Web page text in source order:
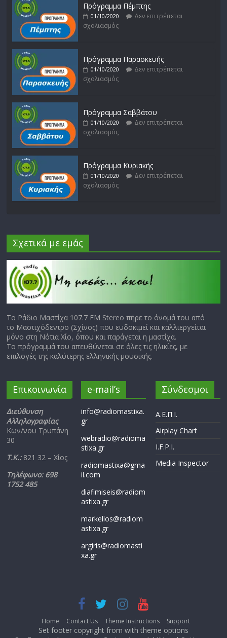
Πρόγραμμα Πέμπτης
01/10/2020
Δεν επιτρέπεται
σχολιασμός
Πρόγραμμα Παρασκευής
01/10/2020
Δεν επιτρέπεται
σχολιασμός
Πρόγραμμα Σαββάτου
01/10/2020
Δεν επιτρέπεται
σχολιασμός
Πρόγραμμα Κυριακής
01/10/2020
Δεν επιτρέπεται
σχολιασμός
Σχετικά με εμάς
Το Ράδιο Μαστίχα 107.7 FM Stereo πήρε το όνομά του από
το Μαστιχόδεντρο (Σχίνος) που ευδοκιμεί και καλλιεργείται
μόνο στη Νότια Χίο, όπου και παράγεται η μαστίχα.
Το πρόγραμμά του απευθύνεται σε όλες τις ηλικίες, με
επιλογές της καλύτερης ελληνικής μουσικής.
Επικοινωνία
Διεύθυνση
Αλληλογραφίας
Κων/νου Τρυπάνη
30
Τ.Κ.: 821 32 – Χίος
Τηλέφωνο: 698
1752 485
e-mail’s
info@radiomastixa.
gr
webradio@radioma
stixa.gr
radiomastixa@gma
il.com
diafimiseis@radiom
astixa.gr
markellos@radiom
astixa.gr
argiris@radiomasti
xa.gr
Σύνδεσμοι
Α.Ε.Π.Ι.
Airplay Chart
I.F.P.I.
Media Inspector
Home Contact Us Theme Instructions Support
Set footer copyright from with theme options